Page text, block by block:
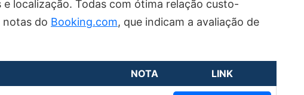
localização. Todas com ótima relação custo-
notas do Booking.com, que indicam a avaliação de
NOTA LINK